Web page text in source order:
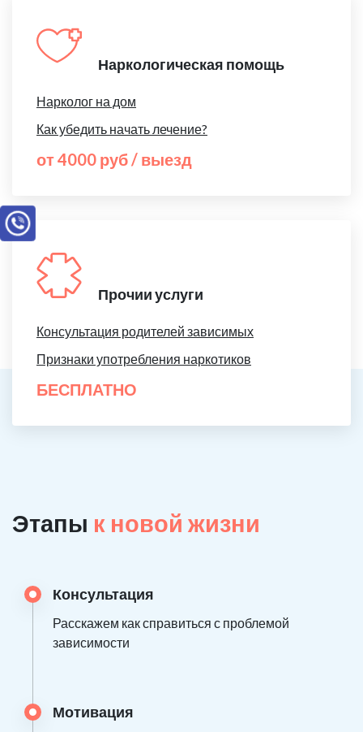
Наркологическая помощь
Нарколог на дом
Как убедить начать лечение?
от 4000 руб / выезд
Прочии услуги
Консультация родителей зависимых
Признаки употребления наркотиков
БЕСПЛАТНО
Этапы к новой жизни
Консультация
Расскажем как справиться с проблемой
зависимости
Мотивация